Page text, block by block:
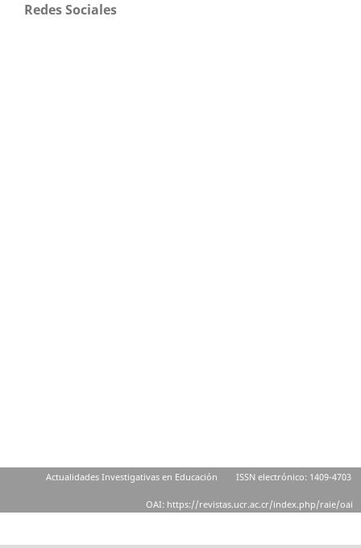
Redes Sociales
Actualidades Investigativas en Educación ISSN electrónico: 1409-4703
OAI: https://revistas.ucr.ac.cr/index.php/raie/oai